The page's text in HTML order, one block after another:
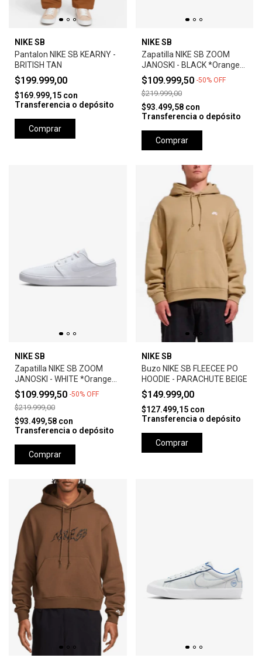
NIKE SB
Pantalon NIKE SB KEARNY -
BRITISH TAN
$199.999,00
$169.999,15 con
Transferencia o depósito
Comprar
NIKE SB
Zapatilla NIKE SB ZOOM
JANOSKI - BLACK *Orange
Label*
$109.999,50 -50% OFF
$219.999,00
$93.499,58 con
Transferencia o depósito
Comprar
NIKE SB
Zapatilla NIKE SB ZOOM
JANOSKI - WHITE *Orange
Label*
$109.999,50 -50% OFF
$219.999,00
$93.499,58 con
Transferencia o depósito
Comprar
NIKE SB
Buzo NIKE SB FLEECEE PO
HOODIE - PARACHUTE BEIGE
$149.999,00
$127.499,15 con
Transferencia o depósito
Comprar